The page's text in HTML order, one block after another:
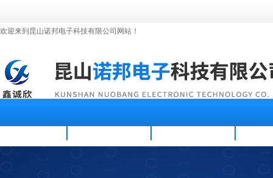
欢迎来到昆山诺邦电子科技有限公司网站！